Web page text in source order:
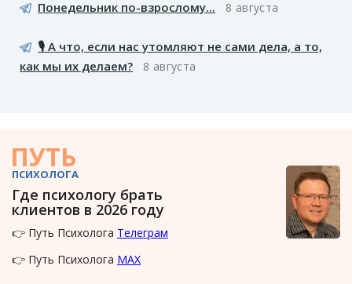
Понедельник по-взрослому... 8 августа
🎙️ А что, если нас утомляют не сами дела, а то,
как мы их делаем?
8 августа
ПУТЬ
ПСИХОЛОГА
Где психологу брать
клиентов в 2026 году
👉 Путь Психолога Телеграм
👉 Путь Психолога MAX